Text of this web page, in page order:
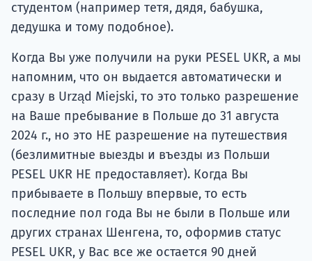
студентом (например тетя, дядя, бабушка,
дедушка и тому подобное).
Когда Вы уже получили на руки PESEL UKR, а мы
напомним, что он выдается автоматически и
сразу в Urząd Miejski, то это только разрешение
на Ваше пребывание в Польше до 31 августа
2024 г., но это НЕ разрешение на путешествия
(безлимитные выезды и въезды из Польши
PESEL UKR НЕ предоставляет). Когда Вы
прибываете в Польшу впервые, то есть
последние пол года Вы не были в Польше или
других странах Шенгена, то, оформив статус
PESEL UKR, у Вас все же остается 90 дней